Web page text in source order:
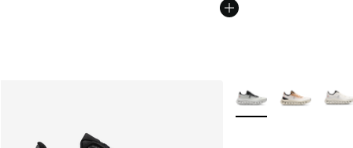
Plus de couleurs